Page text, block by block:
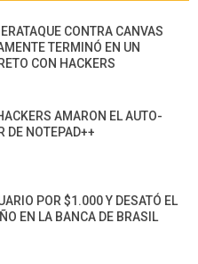
CONTRA CANVAS
TERMINÓ EN UN
CON HACKERS
AMARON EL AUTO-
DE NOTEPAD++
POR $1.000 Y DESATÓ EL
EN LA BANCA DE BRASIL